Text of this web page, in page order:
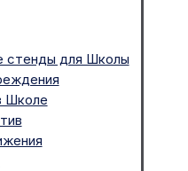
стенды для Школы
Школе